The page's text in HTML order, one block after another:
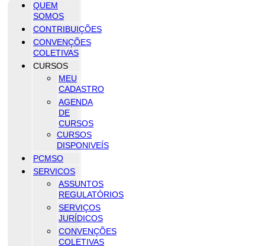
QUEM
SOMOS
CONTRIBUIÇÕES
CONVENÇÕES
COLETIVAS
CURSOS
MEU
CADASTRO
AGENDA
DE
CURSOS
CURSOS
DISPONIVEÍS
PCMSO
SERVICOS
ASSUNTOS
REGULATÓRIOS
SERVIÇOS
JURÍDICOS
CONVENÇÕES
COLETIVAS